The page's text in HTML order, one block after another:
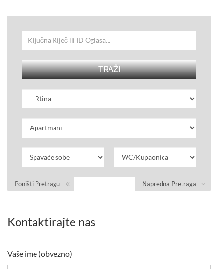
Napredna Pretraga
Poništi Pretragu
Kontaktirajte nas
Vaše ime (obvezno)